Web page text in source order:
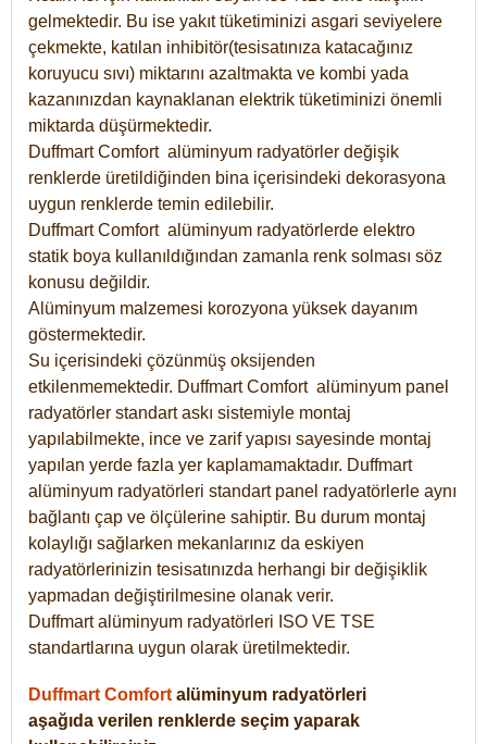
gelmektedir. Bu ise yakıt tüketiminizi asgari seviyelere
çekmekte, katılan inhibitör(tesisatınıza katacağınız
koruyucu sıvı) miktarını azaltmakta ve kombi yada
kazanınızdan kaynaklanan elektrik tüketiminizi önemli
miktarda düşürmektedir.
Duffmart Comfort alüminyum radyatörler değişik
renklerde üretildiğinden bina içerisindeki dekorasyona
uygun renklerde temin edilebilir.
DuffmartComfort alüminyum radyatörlerde elektro
statik boya kullanıldığından zamanla renk solması söz
konusu değildir.
Alüminyum malzemesi korozyona yüksek dayanım
göstermektedir.
Su içerisindeki çözünmüş oksijenden
etkilenmemektedir. DuffmartComfort alüminyum panel
radyatörler standart askı sistemiyle montaj
yapılabilmekte, ince ve zarif yapısı sayesinde montaj
yapılan yerde fazla yer kaplamamaktadır. Duffmart
alüminyum radyatörleri standart panel radyatörlerle aynı
bağlantı çap ve ölçülerine sahiptir. Bu durum montaj
kolaylığı sağlarken mekanlarınız da eskiyen
radyatörlerinizin tesisatınızda herhangi bir değişiklik
yapmadan değiştirilmesine olanak verir.
Duffmart alüminyum radyatörleri ISO VE TSE
standartlarına uygun olarak üretilmektedir.
Duffmart Comfort alüminyum radyatörleri
aşağıda verilen renklerde seçim yaparak